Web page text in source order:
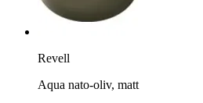
Revell
Aqua nato-oliv, matt